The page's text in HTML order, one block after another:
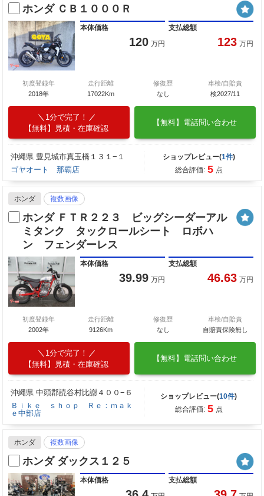
ホンダ ＣＢ１０００Ｒ
本体価格
120 万円
支払総額
123 万円
初度登録年
2018年
走行距離
17022Km
修復歴
なし
車検/自賠責
検2027/11
1分で完了！
【無料】見積・在庫確認
【無料】電話問い合わせ
沖縄県 豊見城市真玉橋１３１−１
ゴヤオート 那覇店
ショップレビュー(1件)
総合評価: 5 点
ホンダ 複数画像
ホンダ ＦＴＲ２２３ ビッグシーダーアル
ミタンク タックロールシート ロボハ
ン フェンダーレス
本体価格
39.99 万円
支払総額
46.63 万円
初度登録年
2002年
走行距離
9126Km
修復歴
なし
車検/自賠責
自賠責保険無し
1分で完了！
【無料】見積・在庫確認
【無料】電話問い合わせ
沖縄県 中頭郡読谷村比謝４００−６
Ｂｉｋｅ ｓｈｏｐ Ｒｅ：ｍａｋ
ｅ中部店
ショップレビュー(10件)
総合評価: 5 点
ホンダ 複数画像
ホンダ ダックス１２５
本体価格 支払総額